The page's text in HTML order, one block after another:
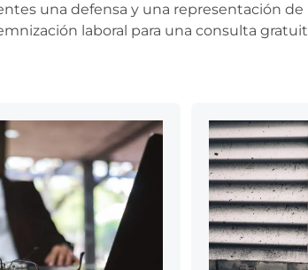
una defensa y una representación
laboral para una consulta